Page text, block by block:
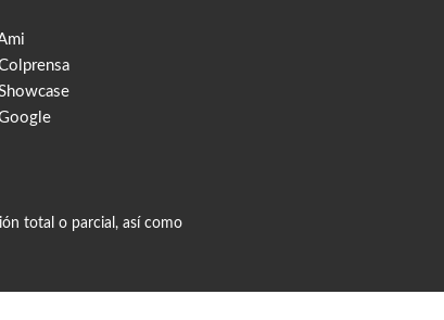
total o parcial, así como